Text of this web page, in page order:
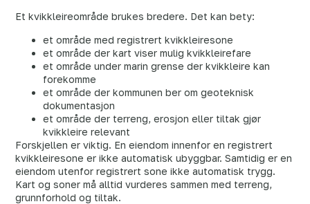
Et kvikkleireområde brukes bredere. Det kan bety:
et område med registrert kvikkleiresone
et område der kart viser mulig kvikkleirefare
et område under marin grense der kvikkleire kan
forekomme
et område der kommunen ber om geoteknisk
dokumentasjon
et område der terreng, erosjon eller tiltak gjør
kvikkleire relevant
Forskjellen er viktig. En eiendom innenfor en registrert
kvikkleiresone er ikke automatisk ubyggbar. Samtidig er en
eiendom utenfor registrert sone ikke automatisk trygg.
Kart og soner må alltid vurderes sammen med terreng,
grunnforhold og tiltak.